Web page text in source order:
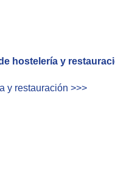
hostelería y
y restauración >>>